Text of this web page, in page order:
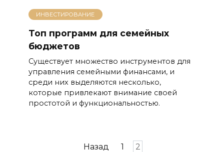
ИНВЕСТИРОВАНИЕ
Топ программ для семейных
бюджетов
Существует множество инструментов для
управления семейными финансами, и
среди них выделяются несколько,
которые привлекают внимание своей
простотой и функциональностью.
Назад 1 2